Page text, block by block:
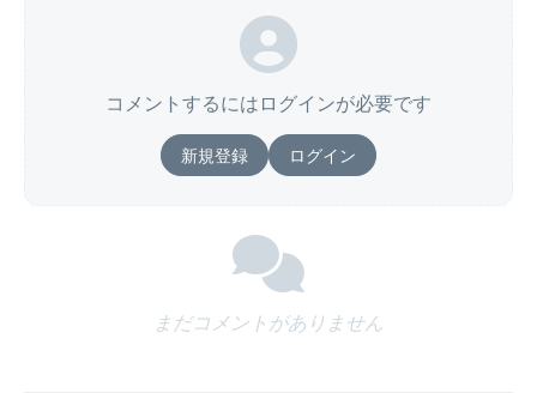
コメントするにはログインが必要です
新規登録 ログイン
まだコメントがありません